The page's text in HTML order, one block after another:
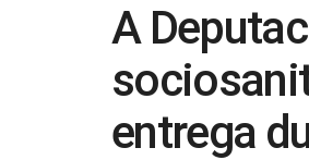
A
entrega